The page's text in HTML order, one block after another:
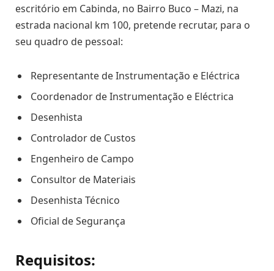
escritório em Cabinda, no Bairro Buco – Mazi, na
estrada nacional km 100, pretende recrutar, para o
seu quadro de pessoal:
Representante de Instrumentação e Eléctrica
Coordenador de Instrumentação e Eléctrica
Desenhista
Controlador de Custos
Engenheiro de Campo
Consultor de Materiais
Desenhista Técnico
Oficial de Segurança
Requisitos: